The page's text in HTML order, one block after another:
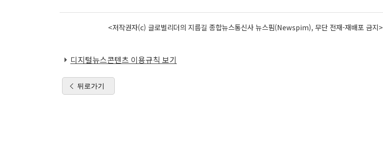
<저작권자(c) 글로벌리더의 지름길 종합뉴스통신사 뉴스핌(Newspim), 무단 전재-재배포 금지>
디지털뉴스콘텐츠 이용규칙 보기
뒤로가기